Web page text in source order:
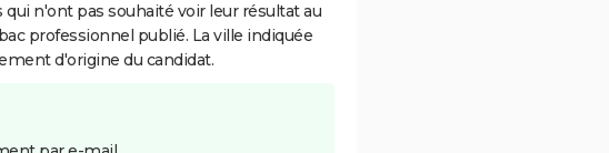
n'ont pas souhaité voir leur résultat au
professionnel publié. La ville indiquée
d'origine du candidat.